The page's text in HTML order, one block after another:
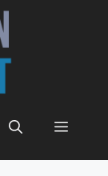
Menü